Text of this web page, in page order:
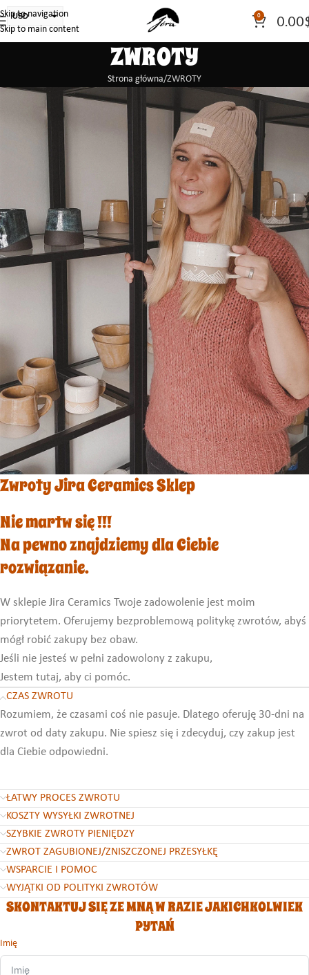
Skip to navigation
Skip to main content
USD 0 0.00
ZWROTY
Strona główna ZWROTY
Zwroty Jira Ceramics Sklep
Nie martw się !!!
Na pewno znajdziemy dla Ciebie
rozwiązanie.
W sklepie Jira Ceramics Twoje zadowolenie jest moim
priorytetem. Oferujemy bezproblemową politykę zwrotów, abyś
mógł robić zakupy bez obaw.
Jeśli nie jesteś w pełni zadowolony z zakupu,
Jestem tutaj, aby ci pomóc.
CZAS ZWROTU
Rozumiem, że czasami coś nie pasuje. Dlatego oferuję 30-dni na
zwrot od daty zakupu. Nie spiesz się i zdecyduj, czy zakup jest
dla Ciebie odpowiedni.
ŁATWY PROCES ZWROTU
KOSZTY WYSYŁKI ZWROTNEJ
SZYBKIE ZWROTY PIENIĘDZY
ZWROT ZAGUBIONEJ/ZNISZCZONEJ PRZESYŁKĘ
WSPARCIE I POMOC
WYJĄTKI OD POLITYKI ZWROTÓW
SKONTAKTUJ SIĘ ZE MNĄ W RAZIE JAKICHKOLWIEK
PYTAŃ
Imię